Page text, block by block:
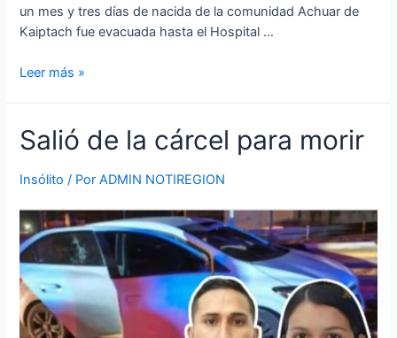
un mes y tres días de nacida de la comunidad Achuar de
Kaiptach fue evacuada hasta el Hospital …
Leer más »
Salió de la cárcel para morir
Insólito / PorADMIN NOTIREGION
Salió
de
la
para
morir